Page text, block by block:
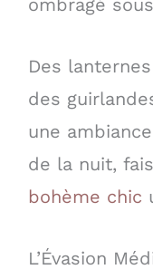
ombragé
Des
des
une
de la nuit,
bohème chic
L’Évasion